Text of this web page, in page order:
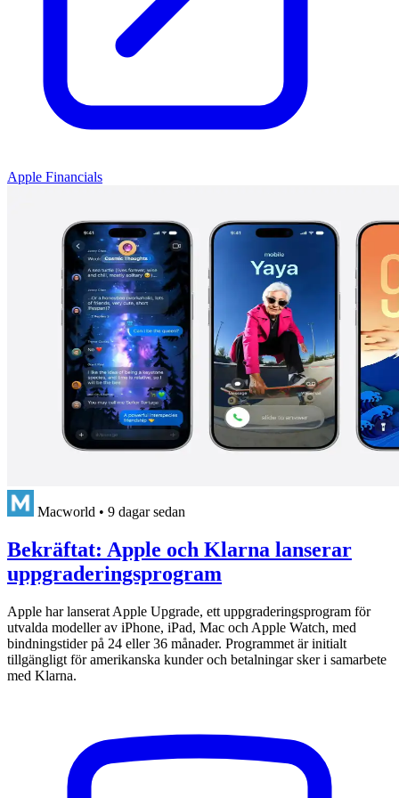
Apple Financials
Macworld • 9 dagar sedan
Bekräftat: Apple och Klarna lanserar
uppgraderingsprogram
Apple har lanserat Apple Upgrade, ett uppgraderingsprogram för
utvalda modeller av iPhone, iPad, Mac och Apple Watch, med
bindningstider på 24 eller 36 månader. Programmet är initialt
tillgängligt för amerikanska kunder och betalningar sker i samarbete
med Klarna.